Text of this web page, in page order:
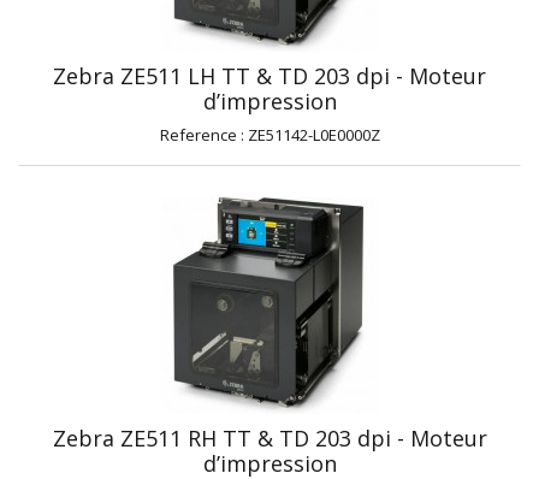
Zebra ZE511 LH TT & TD 203 dpi - Moteur
d’impression
Reference : ZE51142-L0E0000Z
Zebra ZE511 RH TT & TD 203 dpi - Moteur
d’impression